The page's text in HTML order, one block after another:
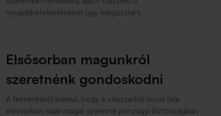
nyugdíjbefektetéseiket úgy megosztani.
Elsősorban magunkról
szeretnénk gondoskodni
A felmérésből kiderül, hogy a válaszadók közel fele
elsősorban saját magát szeretné pénzügyi biztonságban